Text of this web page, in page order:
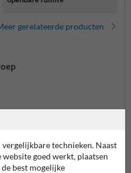
gerelateerde producten
technieken. Naast
goed werkt, plaatsen
best mogelijke